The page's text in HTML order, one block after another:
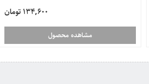
134,600 تومان
مشاهده محصول